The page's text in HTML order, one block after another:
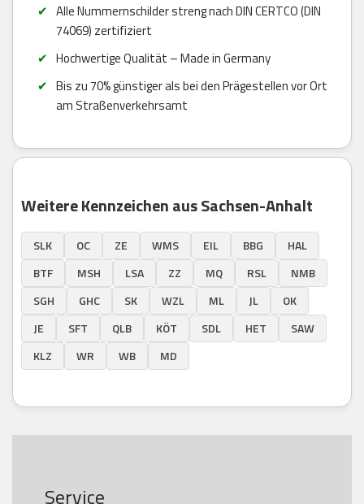
Alle Nummernschilder streng nach DIN CERTCO (DIN
74069) zertifiziert
Hochwertige Qualität – Made in Germany
Bis zu 70% günstiger als bei den Prägestellen vor Ort
am Straßenverkehrsamt
Weitere Kennzeichen aus Sachsen-Anhalt
SLK OC ZE WMS EIL BBG
HAL
BTF
MSH LSA ZZ MQ RSL
NMB
SGH
GHC SK WZL ML JL
OK
JE
SFT QLB KÖT SDL HET
SAW
KLZ
WR WB MD
Service